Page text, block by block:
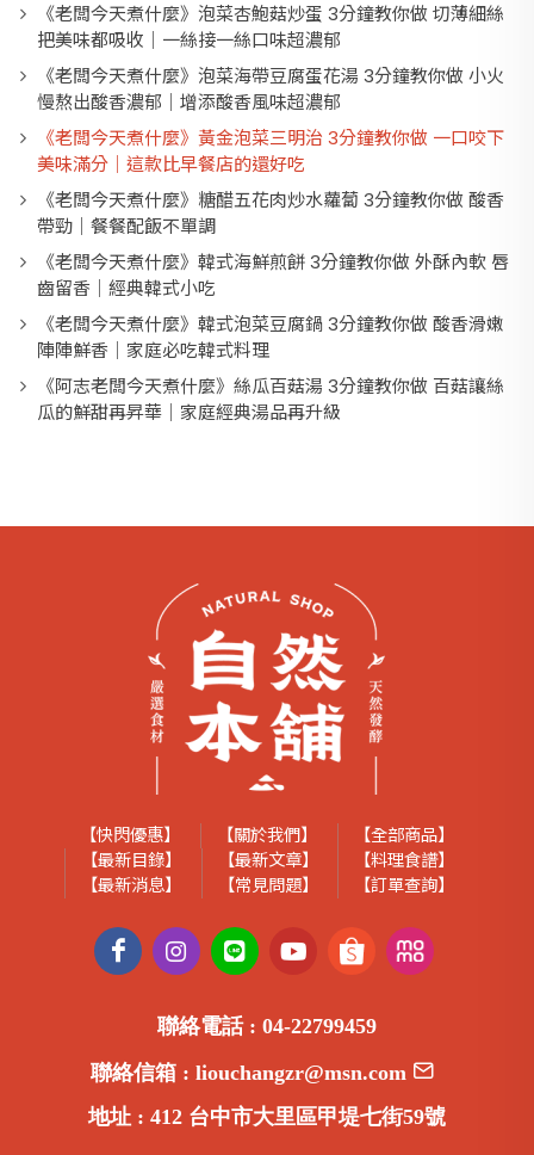
《老闆今天煮什麼》泡菜杏鮑菇炒蛋 3分鐘教你做 切薄細絲
把美味都吸收｜一絲接一絲口味超濃郁
《老闆今天煮什麼》泡菜海帶豆腐蛋花湯 3分鐘教你做 小火
慢熬出酸香濃郁｜增添酸香風味超濃郁
《老闆今天煮什麼》黃金泡菜三明治 3分鐘教你做 一口咬下
美味滿分｜這款比早餐店的還好吃
《老闆今天煮什麼》糖醋五花肉炒水蘿蔔 3分鐘教你做 酸香
帶勁｜餐餐配飯不單調
《老闆今天煮什麼》韓式海鮮煎餅 3分鐘教你做 外酥內軟 唇
齒留香｜經典韓式小吃
《老闆今天煮什麼》韓式泡菜豆腐鍋 3分鐘教你做 酸香滑嫩
陣陣鮮香｜家庭必吃韓式料理
《阿志老闆今天煮什麼》絲瓜百菇湯 3分鐘教你做 百菇讓絲
瓜的鮮甜再昇華｜家庭經典湯品再升級
【快閃優惠】 【關於我們】
【全部商品】
【最新目錄】
【最新文章】
【料理食譜】
【最新消息】
【常見問題】 【訂單查詢】
聯絡電話 : 04-22799459
聯絡信箱 : liouchangzr@msn.com
地址 : 412 台中市大里區甲堤七街59號